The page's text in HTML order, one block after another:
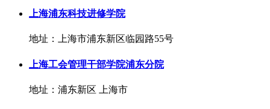
上海浦东科技进修学院
地址：上海市浦东新区临园路55号
上海工会管理干部学院浦东分院
地址：浦东新区 上海市